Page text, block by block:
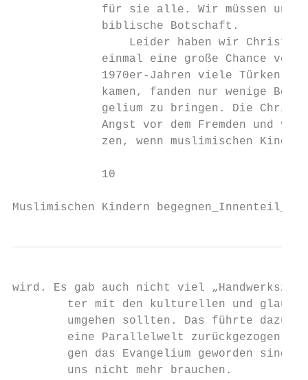
für sie alle. Wir müssen uns
             bi­blische Botschaft.
Leider haben wir
einmal eine große Chance
1970er-Jahren viele Türken
kamen, fanden nur wenige
gelium zu bringen. Die
Angst vor dem Fremden und vor
zen, wenn muslimischen
             10
Muslimischen Kindern
wird. Es gab auch nicht viel
ter mit den kulturellen und
umgehen sollten. Das führte dazu,
eine Parallelwelt zurückgezogen
gen das Evangelium geworden sind.
        uns nicht mehr brauchen.